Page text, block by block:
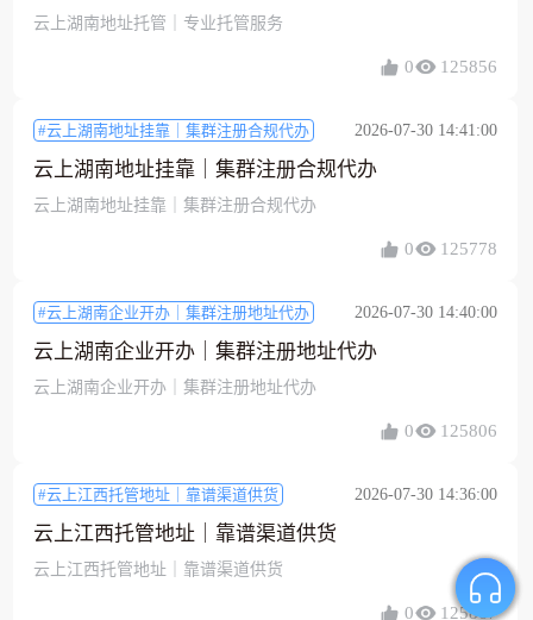
云上湖南地址托管｜专业托管服务
0 125856
#云上湖南地址挂靠｜集群注册合规代办 2026-07-30 14:41:00
云上湖南地址挂靠｜集群注册合规代办
云上湖南地址挂靠｜集群注册合规代办
0 125778
#云上湖南企业开办｜集群注册地址代办 2026-07-30 14:40:00
云上湖南企业开办｜集群注册地址代办
云上湖南企业开办｜集群注册地址代办
0 125806
#云上江西托管地址｜靠谱渠道供货 2026-07-30 14:36:00
云上江西托管地址｜靠谱渠道供货
云上江西托管地址｜靠谱渠道供货
0 125867